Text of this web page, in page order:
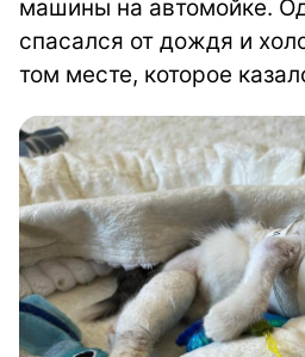
машины на автомойке.
спасался от дождя и
том месте, которое